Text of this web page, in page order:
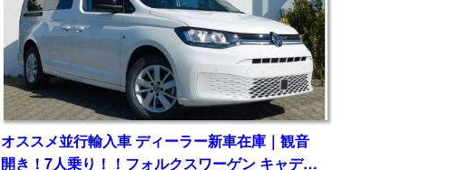
オススメ並行輸入車 ディーラー新車在庫｜観音
開き！7人乗り！！フォルクスワーゲン キャディ